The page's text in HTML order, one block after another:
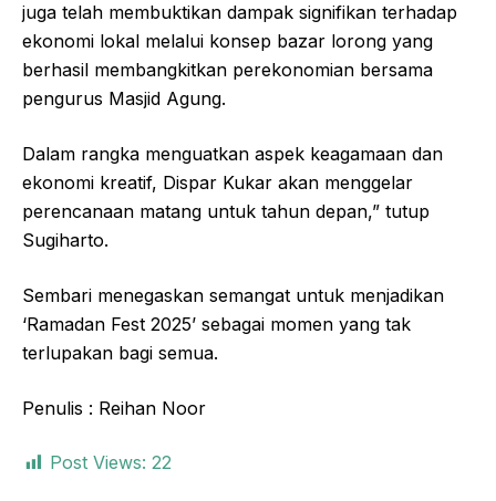
juga telah membuktikan dampak signifikan terhadap
ekonomi lokal melalui konsep bazar lorong yang
berhasil membangkitkan perekonomian bersama
pengurus Masjid Agung.
Dalam rangka menguatkan aspek keagamaan dan
ekonomi kreatif, Dispar Kukar akan menggelar
perencanaan matang untuk tahun depan,” tutup
Sugiharto.
Sembari menegaskan semangat untuk menjadikan
‘Ramadan Fest 2025’ sebagai momen yang tak
terlupakan bagi semua.
Penulis : Reihan Noor
Post Views: 22